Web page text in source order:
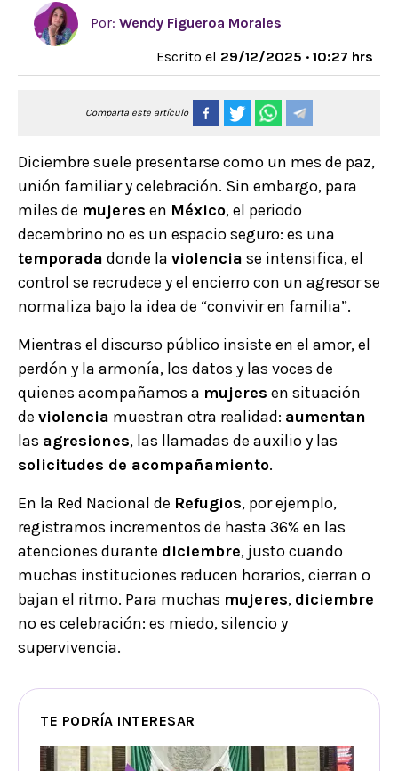
Por: Wendy Figueroa Morales
Escrito el 29/12/2025 · 10:27 hrs
Comparta este artículo
Diciembre suele presentarse como un mes de paz,
unión familiar y celebración. Sin embargo, para
miles de mujeres en México, el periodo
decembrino no es un espacio seguro: es una
temporada donde la violencia se intensifica, el
control se recrudece y el encierro con un agresor se
normaliza bajo la idea de “convivir en familia”.
Mientras el discurso público insiste en el amor, el
perdón y la armonía, los datos y las voces de
quienes acompañamos a mujeres en situación
de violencia muestran otra realidad: aumentan
las agresiones, las llamadas de auxilio y las
solicitudes de acompañamiento.
En la Red Nacional de Refugios, por ejemplo,
registramos incrementos de hasta 36% en las
atenciones durante diciembre, justo cuando
muchas instituciones reducen horarios, cierran o
bajan el ritmo. Para muchas mujeres, diciembre
no es celebración: es miedo, silencio y
supervivencia.
TE PODRÍA INTERESAR